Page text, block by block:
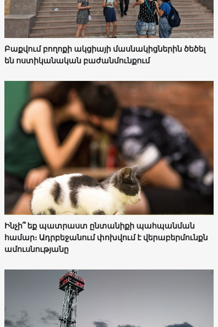
Բաքվում բողոքի ակցիայի մասնակիցներին ծեծել
են ոստիկանական բաժանմունքում
Ինչի՞ եք պատրաստ ընտանիքի պահպանման
համար։ Ադրբեջանում փոխվում է վերաբերմունքն
ամուսնությանը